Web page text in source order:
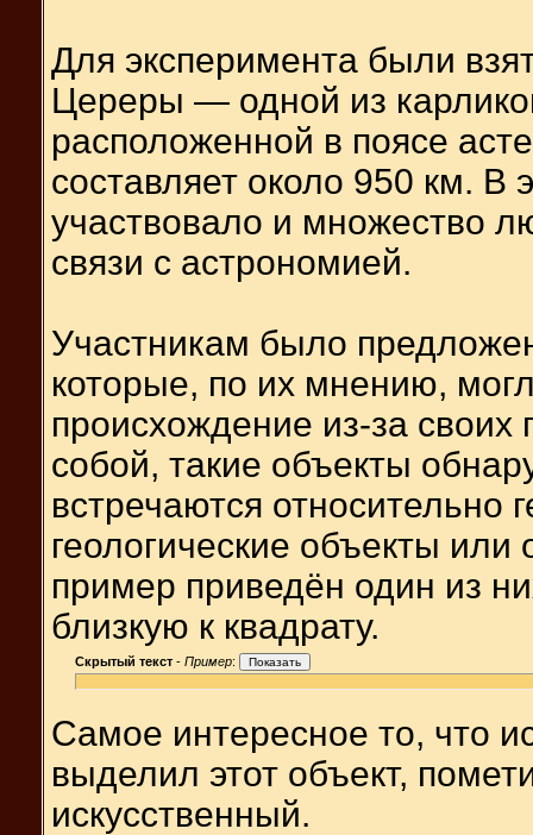
Для эксперимента были
Цереры — одной из
расположенной в поясе
составляет около 950 км.
участвовало и множество
связи с астрономией.
Участникам было
которые, по их мнению,
происхождение из-за
собой, такие объекты
встречаются относительно
геологические объекты
пример приведён один из
близкую к квадрату.
Скрытый текст - Пример:
Самое интересное то, что
выделил этот объект,
искусственный.